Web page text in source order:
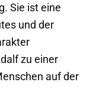
Sie ist eine
und der
zu einer
auf der